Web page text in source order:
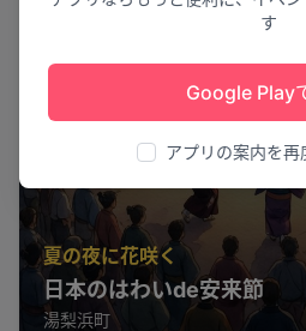
す
Google Play
アプリの案内を再
夏の夜に花咲く
日本のはわいde安来節
湯梨浜町